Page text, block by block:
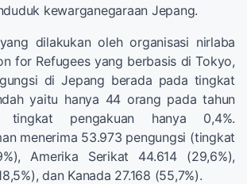
kewarganegaraan Jepang.
dilakukan oleh organisasi nirlaba
for Refugees yang berbasis di Tokyo,
di Jepang berada pada tingkat
yaitu hanya 44 orang pada tahun
tingkat pengakuan hanya 0,4%.
menerima 53.973 pengungsi (tingkat
Amerika Serikat 44.614 (29,6%),
dan Kanada 27.168 (55,7%).